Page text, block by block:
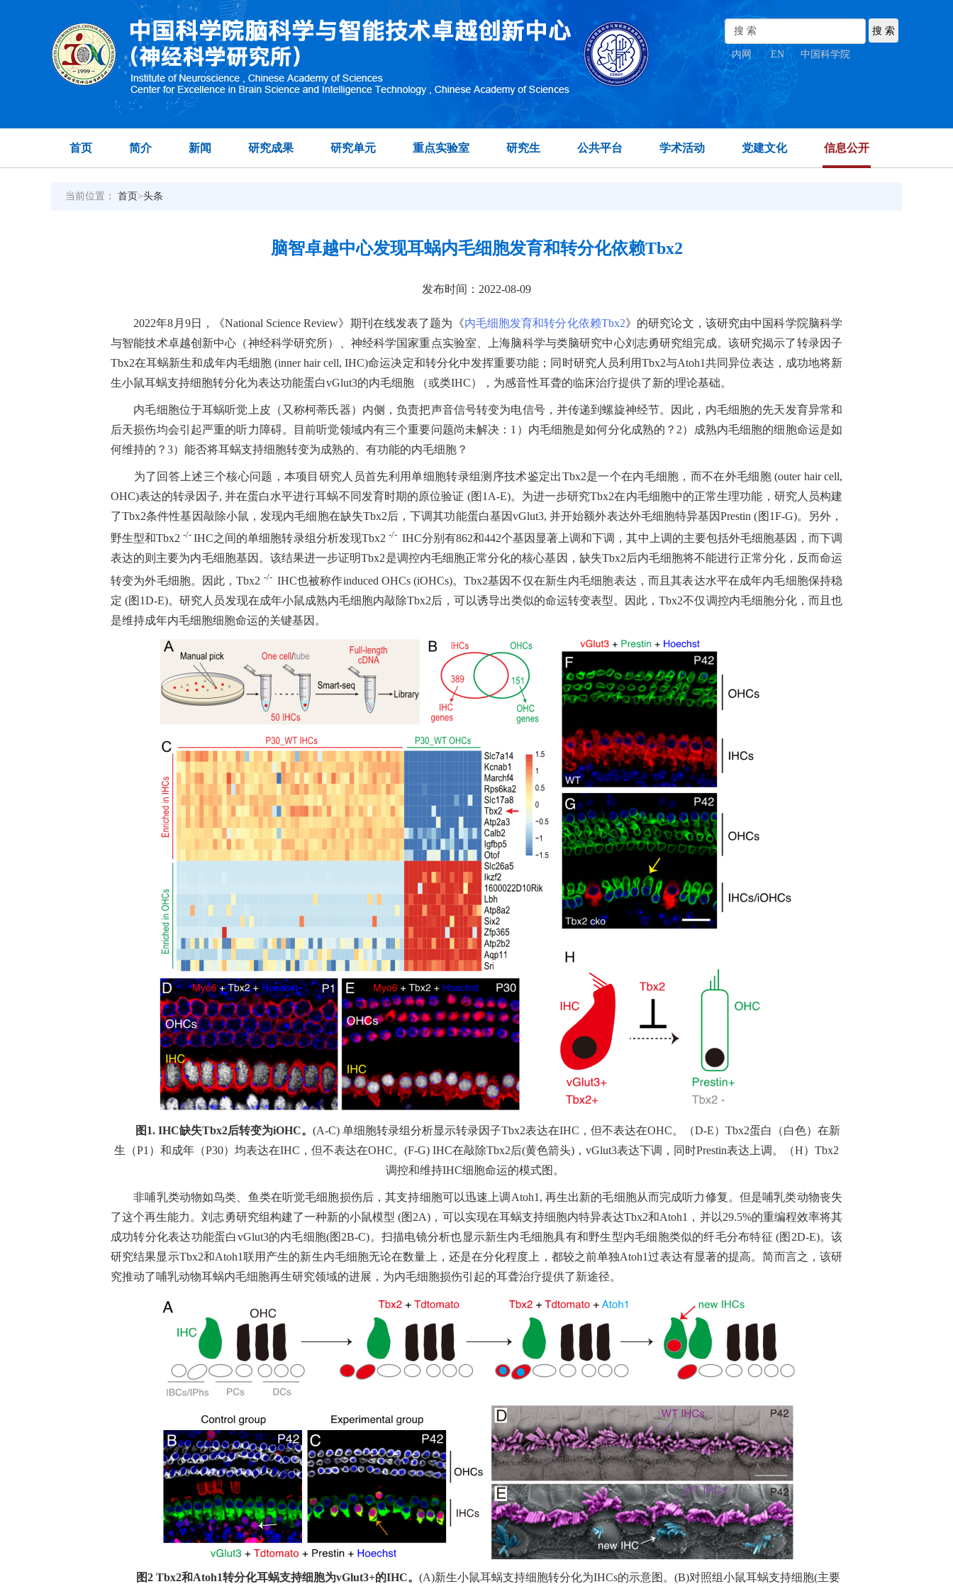
内网 EN | 中国科学院
首页 简介 新闻 研究成果 研究单元 重点实验室 研究生 公共平台 学术活动 党建文化 信息公开
当前位置： 首页>头条
脑智卓越中心发现耳蜗内毛细胞发育和转分化依赖Tbx2
发布时间：2022-08-09
2022年8 月9日 ，《National Science Review》期刊在线发表了题为《内毛细胞发育和转分化依赖Tbx2》的研究论文，该研究由中国科学院脑科学
与智能技术卓越创新中心（神经科学研究所）、神经科学国家重点实验室、上海脑科学与类脑研究中心刘志勇研究组完成。该研究揭示了转录因子
Tbx2在耳蜗新生和成年内毛细胞(inner hair cell, IHC)命运决定和转分化中发挥重要功能；同时研究人员利用Tbx2与Atoh1共同异位表达，成功地将新
生小鼠耳蜗支持细胞转分化为表达功能蛋白vGlut3的内毛细胞 （或类IHC），为感音性耳聋的临床治疗提供了新的理论基础。
内毛细胞位于耳蜗听觉上皮（又称柯蒂氏器）内侧，负责把声音信号转变为电信号，并传递到螺旋神经节。因此，内毛细胞的先天发育异常和
后天损伤均会引起严重的听力障碍。目前听觉领域内有三个重要问题尚未解决： 1 ）内毛细胞是如何分化成熟的？ 2）成熟内毛细胞的细胞命运是如
何维持的？ 3）能否将耳蜗支持细胞转变为成熟的、有功能的内毛细胞？
为了回答上述三个核心问题，本项目研究人员首先利用单细胞转录组测序技术鉴定出Tbx2是一个在内毛细胞，而不在外毛细胞 (outer hair cell,
OHC)表达的转录因子, 并在蛋白水平进行耳蜗不同发育时期的原位验证 (图 1A-E)。为进一步研究Tbx2在内毛细胞中的正常生理功能，研究人员构建
了Tbx2条件性基因敲除小鼠，发现内毛细胞在缺失Tbx2后，下调其功能蛋白基因vGlut3,并开始额外表达外毛细胞特异基因Prestin (图 1F-G)。另外，
野生型和Tbx2-/-IHC之间的单细胞转录组分析发现Tbx2 -/- IHC分别有862和442个基因显著上调和下调，其中上调的主要包括外毛细胞基因，而下调
表达的则主要为内毛细胞基因。该结果进一步证明Tbx2是调控内毛细胞正常分化的核心基因，缺失Tbx2后内毛细胞将不能进行正常分化，反而命运
转变为外毛细胞。因此，Tbx2 -/- IHC也被称作induced OHCs (iOHCs)。Tbx2基因不仅在新生内毛细胞表达，而且其表达水平在成年内毛细胞保持稳
定 (图 1D-E)。研究人员发现在成年小鼠成熟内毛细胞内敲除Tbx2后，可以诱导出类似的命运转变表型。因此，Tbx2不仅调控内毛细胞分化，而且也
是维持成年内毛细胞细胞命运的关键基因。
图1. IHC缺失Tbx2后转变为iOHC。 (A-C) 单细胞转录组分析显示转录因子Tbx2表达在IHC ，但不表达在OHC。（D-E） Tbx2蛋白（白色）在新
生（P1 ）和成年（P30）均表达在IHC ，但不表达在OHC。 (F-G) IHC在敲除Tbx2后(黄色箭头) ， vGlut3表达下调，同时Prestin表达上调。（H） Tbx2
调控和维持IHC细胞命运的模式图。
非哺乳类动物如鸟类、鱼类在听觉毛细胞损伤后，其支持细胞可以迅速上调 Atoh1, 再生出新的毛细胞从而完成听力修复。但是哺乳类动物丧失
了这个再生能力。刘志勇研究组构建了一种新的小鼠模型 (图 2A) ，可以实现在耳蜗支持细胞内特异表达Tbx2和Atoh1 ，并以29.5%的重编程效率将其
成功转分化表达功能蛋白vGlut3的内毛细胞(图 2B-C)。扫描电镜分析也显示新生内毛细胞具有和野生型内毛细胞类似的纤毛分布特征 (图 2D-E)。该
研究结果显示Tbx2和Atoh1联用产生的新生内毛细胞无论在数量上，还是在分化程度上，都较之前单独Atoh1过表达有显著的提高。简而言之，该研
究推动了哺乳动物耳蜗内毛细胞再生研究领域的进展，为内毛细胞损伤引起的耳聋治疗提供了新途径。
图2 Tbx2和Atoh1转分化耳蜗支持细胞为vGlut3+的IHC。 (A)新生小鼠耳蜗支持细胞转分化为IHCs的示意图。 (B)对照组小鼠耳蜗支持细胞(主要